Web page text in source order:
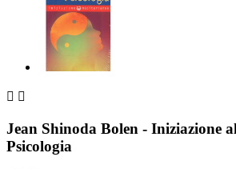
 
Jean Shinoda Bolen - Iniziazione
Psicologia